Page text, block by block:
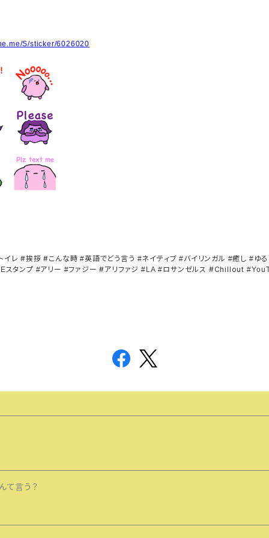
S/sticker/6026020
イレ #挨拶 #こんな時#英語でどう言う #ネイティブ#バイリンガル #癒し # ゆ
スタンプ #アリー #ファジー #アリファジ #LA #ロサンゼルス #Chillout
て言う？